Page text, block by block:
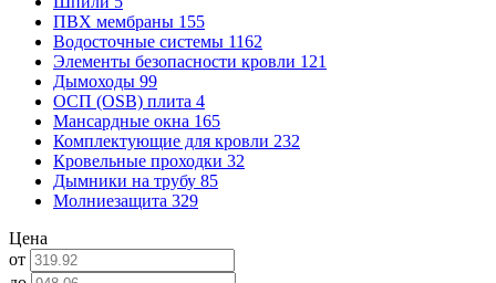
ПВХ мембраны 155
Водосточные системы 1162
Элементы безопасности кровли 121
Дымоходы 99
ОСП (OSB) плита 4
Мансардные окна 165
Комплектующие для кровли 232
Кровельные проходки 32
Дымники на трубу 85
Молниезащита 329
Цена
от